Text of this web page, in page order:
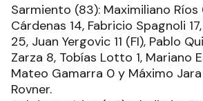
Sarmiento (83): Maximiliano Ríos
Cárdenas 14, Fabricio Spagnoli
25, Juan Yergovic 11 (FI), Pablo
Zarza 8, Tobías Lotto 1, Mariano
Mateo Gamarra 0 y Máximo Jara
Rovner.